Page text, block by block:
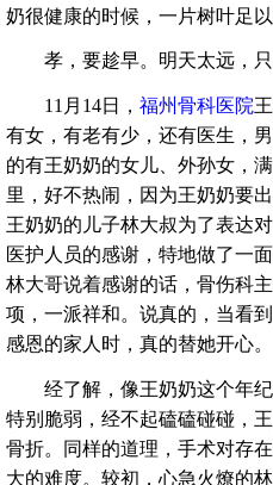
奶很健康的时候，一片树叶足
孝，要趁早。明天太远，只
11月14日， 福州骨科医院
有女，有老有少，还有医生，
的有王奶奶的女儿、外孙女，
里，好不热闹，因为王奶奶要
王奶奶的儿子林大叔为了表达
医护人员的感谢，特地做了一
林大哥说着感谢的话，骨伤科
项，一派祥和。说真的，当看
感恩的家人时，真的替她开心。
经了解，像王奶奶这个年纪
特别脆弱，经不起磕磕碰碰，
骨折。同样的道理，手术对存
大的难度。较初，心急火燎的